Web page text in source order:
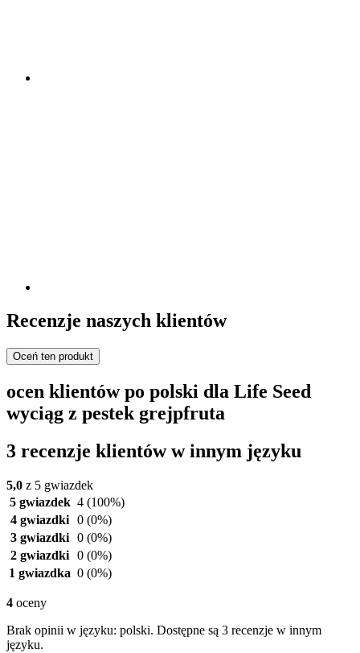
Recenzje naszych klientów
Oceń ten produkt
ocen klientów po polski dla Life Seed
wyciąg z pestek grejpfruta
3 recenzje klientów w innym języku
5,0 z 5 gwiazdek
5 gwiazdek 4 (100%)
4 gwiazdki 0 (0%)
3 gwiazdki 0 (0%)
2 gwiazdki 0 (0%)
1 gwiazdka 0 (0%)
4 oceny
Brak opinii w języku: polski. Dostępne są 3 recenzje w innym
języku.